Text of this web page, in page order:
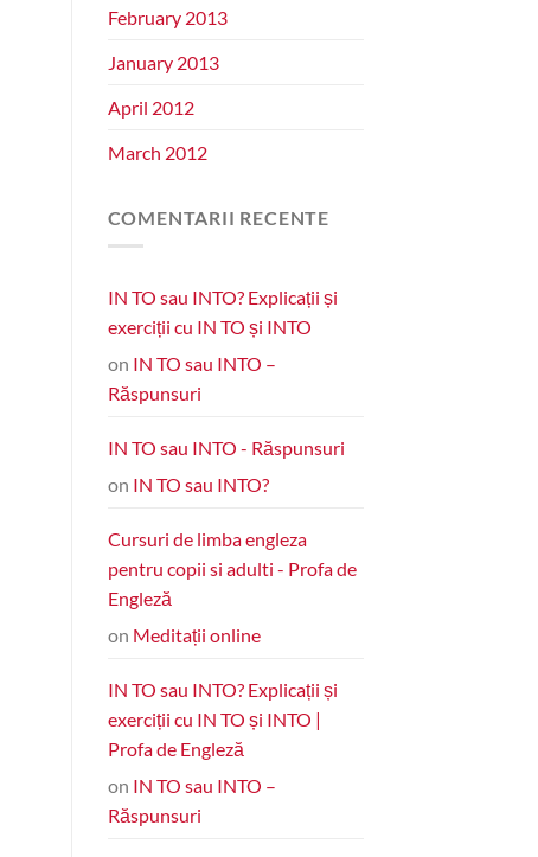
February 2013
January 2013
April 2012
March 2012
COMENTARII RECENTE
IN TO sau INTO? Explicații și
exerciții cu IN TO și INTO
on IN TO sau INTO –
Răspunsuri
IN TO sau INTO - Răspunsuri
on IN TO sau INTO?
Cursuri de limba engleza
pentru copii si adulti - Profa de
Engleză
on Meditații online
IN TO sau INTO? Explicații și
exerciții cu IN TO și INTO |
Profa de Engleză
on IN TO sau INTO –
Răspunsuri